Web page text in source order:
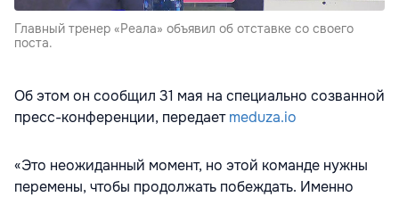
Главный тренер «Реала» объявил об отставке со своего
поста.
Об этом он сообщил 31 мая на специально созванной
пресс-конференции, передаетmeduza.io
«Это неожиданный момент, но этой команде нужны
перемены, чтобы продолжать побеждать. Именно